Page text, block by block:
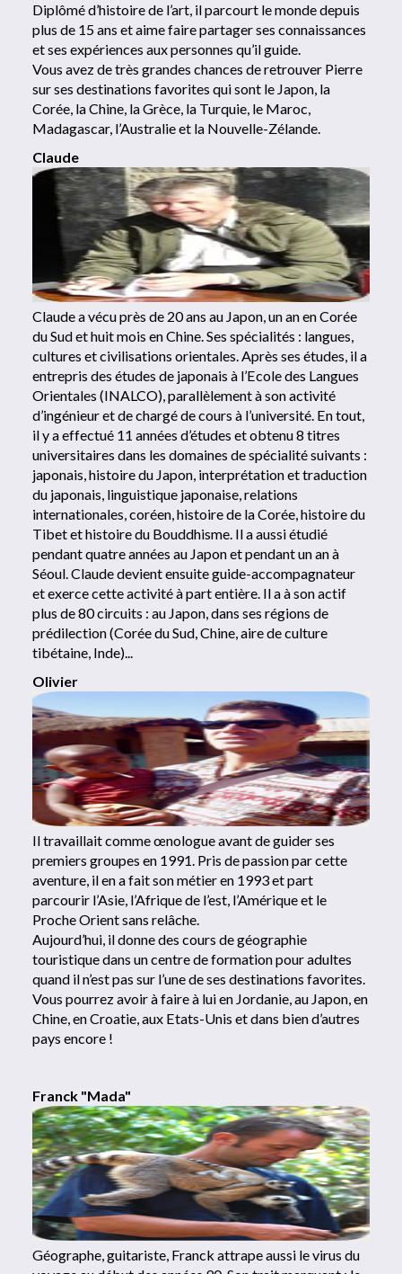
Diplômé d’histoire de l’art, il parcourt le monde depuis
plus de 15 ans et aime faire partager ses connaissances
et ses expériences aux personnes qu’il guide.
Vous avez de très grandes chances de retrouver Pierre
sur ses destinations favorites qui sont le Japon, la
Corée, la Chine, la Grèce, la Turquie, le Maroc,
Madagascar, l’Australie et la Nouvelle-Zélande.
Claude
Claude a vécu près de 20 ans au Japon, un an en Corée
du Sud et huit mois en Chine. Ses spécialités : langues,
cultures et civilisations orientales. Après ses études, il a
entrepris des études de japonais à l’Ecole des Langues
Orientales (INALCO), parallèlement à son activité
d’ingénieur et de chargé de cours à l’université. En tout,
il y a effectué 11 années d’études et obtenu 8 titres
universitaires dans les domaines de spécialité suivants :
japonais, histoire du Japon, interprétation et traduction
du japonais, linguistique japonaise, relations
internationales, coréen, histoire de la Corée, histoire du
Tibet et histoire du Bouddhisme. Il a aussi étudié
pendant quatre années au Japon et pendant un an à
Séoul. Claude devient ensuite guide-accompagnateur
et exerce cette activité à part entière. Il a à son actif
plus de 80 circuits : au Japon, dans ses régions de
prédilection (Corée du Sud, Chine, aire de culture
tibétaine, Inde)...
Olivier
Il travaillait comme œnologue avant de guider ses
premiers groupes en 1991. Pris de passion par cette
aventure, il en a fait son métier en 1993 et part
parcourir l’Asie, l’Afrique de l’est, l’Amérique et le
Proche Orient sans relâche.
Aujourd’hui, il donne des cours de géographie
touristique dans un centre de formation pour adultes
quand il n’est pas sur l’une de ses destinations favorites.
Vous pourrez avoir à faire à lui en Jordanie, au Japon, en
Chine, en Croatie, aux Etats-Unis et dans bien d’autres
pays encore !
Franck "Mada"
Géographe, guitariste, Franck attrape aussi le virus du